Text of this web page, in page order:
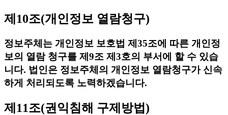
제10조(개인정보 열람청구)
정보주체는 개인정보 보호법 제35조에 따른 개인정
보의 열람 청구를 제9조 제3호의 부서에 할 수 있습
니다. 법인은 정보주체의 개인정보 열람청구가 신속
하게 처리되도록 노력하겠습니다.
제11조(권익침해 구제방법)